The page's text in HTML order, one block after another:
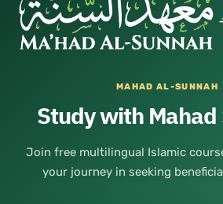
MAHAD AL-SUNNAH
Study with Mahad
Join free multilingual Islamic
your journey in seeking